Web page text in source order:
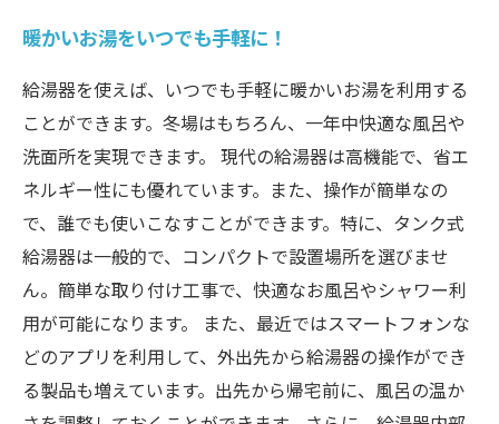
暖かいお湯をいつでも手軽に！
給湯器を使えば、いつでも手軽に暖かいお湯を利用する
ことができます。冬場はもちろん、一年中快適な風呂や
洗面所を実現できます。 現代の給湯器は高機能で、省エ
ネルギー性にも優れています。また、操作が簡単なの
で、誰でも使いこなすことができます。特に、タンク式
給湯器は一般的で、コンパクトで設置場所を選びませ
ん。簡単な取り付け工事で、快適なお風呂やシャワー利
用が可能になります。 また、最近ではスマートフォンな
どのアプリを利用して、外出先から給湯器の操作ができ
る製品も増えています。出先から帰宅前に、風呂の温か